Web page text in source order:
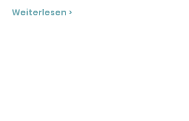
Weiterlesen >